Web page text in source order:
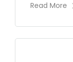
Read More